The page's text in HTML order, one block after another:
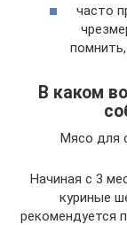
часто
В каком
Мясо для
Начиная с 3
куриные
рекомендуется